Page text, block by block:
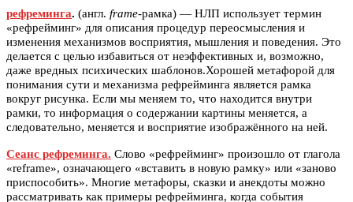
рефреминга. (англ. frame-рамка) — НЛП использует термин
«рефрейминг» для описания процедур переосмысления и
изменения механизмов восприятия, мышления и поведения. Это
делается с целью избавиться от неэффективных и, возможно,
даже вредных психических шаблонов.Хорошей метафорой для
понимания сути и механизма рефрейминга является рамка
вокруг рисунка. Если мы меняем то, что находится внутри
рамки, то информация о содержании картины меняется, а
следовательно, меняется и восприятие изображённого на ней.
Сеанс рефреминга. Слово «рефрейминг» произошло от глагола
«reframe», означающего «вставить в новую рамку» или «заново
приспособить». Многие метафоры, сказки и анекдоты можно
рассматривать как примеры рефрейминга, когда события